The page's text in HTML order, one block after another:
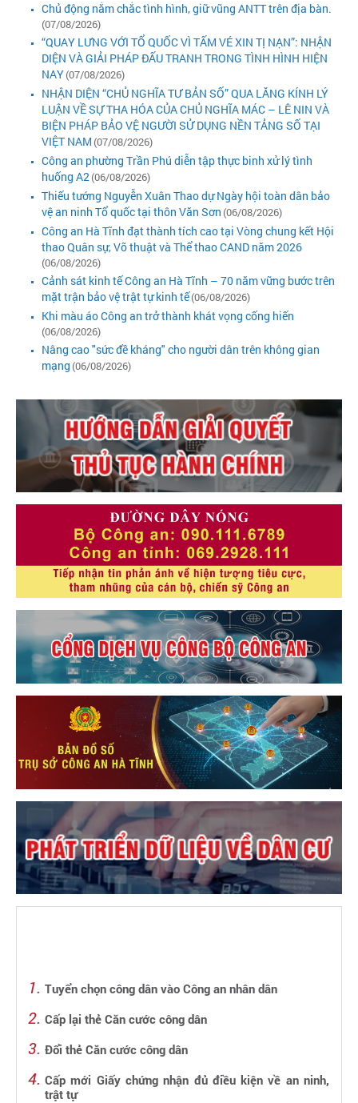
Chủ động nắm chắc tình hình, giữ vũng ANTT trên địa bàn.
(07/08/2026)
“QUAY LƯNG VỚI TỔ QUỐC VÌ TẤM VÉ XIN TỊ NẠN”: NHẬN
DIỆN VÀ GIẢI PHÁP ĐẤU TRANH TRONG TÌNH HÌNH HIỆN
NAY(07/08/2026)
NHẬN DIỆN “CHỦ NGHĨA TƯ BẢN SỐ” QUA LĂNG KÍNH LÝ
LUẬN VỀ SỰ THA HÓA CỦA CHỦ NGHĨA MÁC – LÊ NIN VÀ
BIỆN PHÁP BẢO VỆ NGƯỜI SỬ DỤNG NỀN TẢNG SỐ TẠI
VIỆT NAM (07/08/2026)
Công an phường Trần Phú diễn tập thực binh xử lý tình
huống A2(06/08/2026)
Thiếu tướng Nguyễn Xuân Thao dự Ngày hội toàn dân bảo
vệ an ninh Tổ quốc tại thôn Văn Sơn (06/08/2026)
Công an Hà Tĩnh đạt thành tích cao tại Vòng chung kết Hội
thao Quân sự, Võ thuật và Thể thao CAND năm 2026
(06/08/2026)
Cảnh sát kinh tế Công an Hà Tĩnh – 70 năm vững bước trên
mặt trận bảo vệ trật tự kinh tế(06/08/2026)
Khi màu áo Công an trở thành khát vọng cống hiến
(06/08/2026)
Nâng cao "sức đề kháng" cho người dân trên không gian
mạng (06/08/2026)
Tuyển chọn công dân vào Công an nhân dân
Cấp lại thẻ Căn cước công dân
Đổi thẻ Căn cước công dân
Cấp mới Giấy chứng nhận đủ điều kiện về an ninh,
trật tự